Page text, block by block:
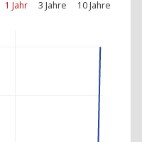
1 Jahr 3 Jahre 10 Jahre